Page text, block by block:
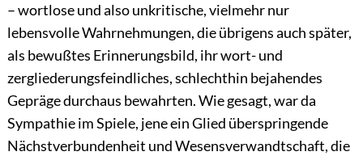
– wortlose und also unkritische, vielmehr nur
lebensvolle Wahrnehmungen, die übrigens auch später,
als bewußtes Erinnerungsbild, ihr wort- und
zergliederungsfeindliches, schlechthin bejahendes
Gepräge durchaus bewahrten. Wie gesagt, war da
Sympathie im Spiele, jene ein Glied überspringende
Nächstverbundenheit und Wesensverwandtschaft, die